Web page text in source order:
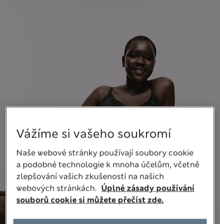
Vážíme si vašeho soukromí
Naše webové stránky používají soubory cookie
a podobné technologie k mnoha účelům, včetně
zlepšování vašich zkušeností na našich
webových stránkách. Úplné zásady používání
souborů cookie si můžete přečíst zde.